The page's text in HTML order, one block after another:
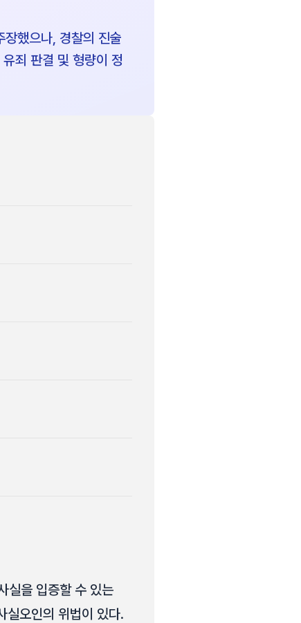
했으나, 경찰의 진술
죄 판결 및 형량이 정
실을 입증할 수 있는
실오인의 위법이 있다.